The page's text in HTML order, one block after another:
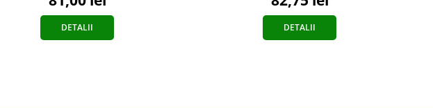
DETALII DETALII